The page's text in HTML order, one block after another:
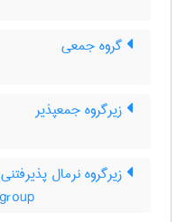
گروه جمعی
زیرگروه جمعپذیر
زیرگروه نرمال پذیرفتنی